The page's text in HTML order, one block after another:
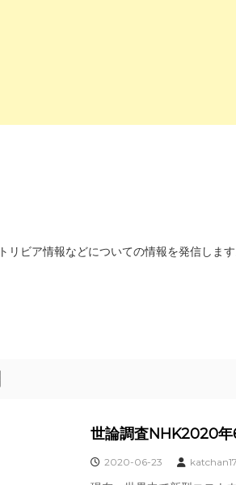
リビア情報などについての情報を発信し
世論調査NHK2020年
2020-06-23 katchan17